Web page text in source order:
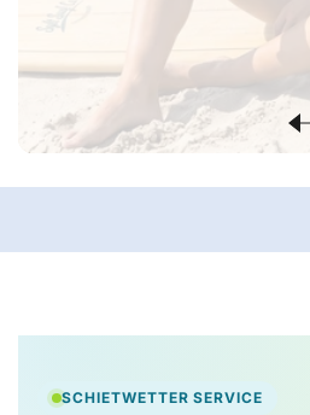
SCHIETWETTER SERVICE